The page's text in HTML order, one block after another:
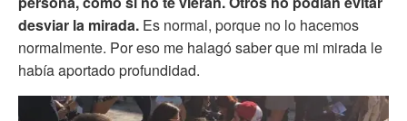
desviar la mirada. Es normal, porque no lo hacemos
normalmente. Por eso me halagó saber que mi mirada le
había aportado profundidad.